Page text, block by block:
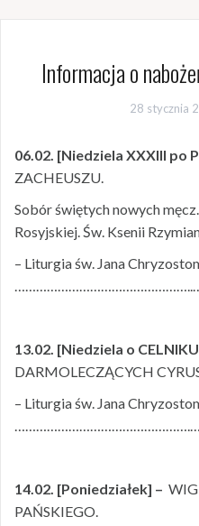
Informacja o
28 stycznia
06.02. [Niedziela XXXIII po
ZACHEUSZU.
Sobór świętych nowych
Rosyjskiej. Św. Ksenii
– Liturgia św. Jana
13.02. [Niedziela o
DARMOLECZĄCYCH
– Liturgia św. Jana
14.02. [Poniedziałek] –
PAŃSKIEGO.